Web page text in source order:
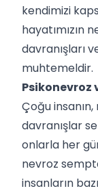
kendimizi
hayatımızın
davranışları
muhtemeldir.
Psikonevroz
Çoğu
davranışlar
onlarla her
nevroz
insanların